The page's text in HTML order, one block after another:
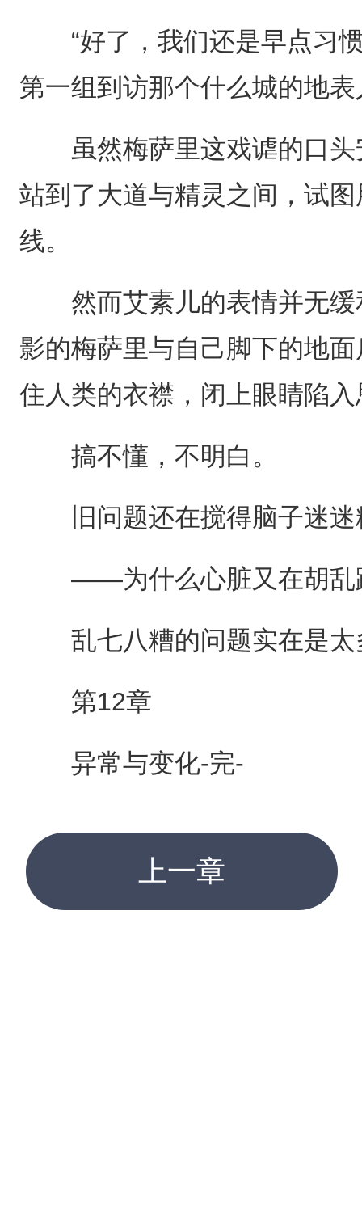
“好了，我们还是早点习惯
第一组到访那个什么城的地表
虽然梅萨里这戏谑的口头
站到了大道与精灵之间，试
线。
然而艾素儿的表情并无缓
影的梅萨里与自己脚下的地
住人类的衣襟，闭上眼睛陷
搞不懂，不明白。
旧问题还在搅得脑子迷迷
——为什么心脏又在胡乱
乱七八糟的问题实在是太
第12章
异常与变化-完-
上一章